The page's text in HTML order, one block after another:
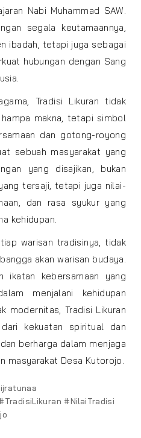
Nabi Muhammad SAW.
segala keutamaannya,
ibadah, tetapi juga sebagai
hubungan dengan Sang
Tradisi Likuran tidak
makna, tetapi simbol
dan gotong-royong
sebuah masyarakat yang
yang disajikan, bukan
tersaji, tetapi juga nilai-
dan rasa syukur yang
kehidupan.
warisan tradisinya, tidak
akan warisan budaya.
ikatan kebersamaan yang
menjalani kehidupan
modernitas, Tradisi Likuran
kekuatan spiritual dan
berharga dalam menjaga
masyarakat Desa Kutorojo.
#NilaiTradisi